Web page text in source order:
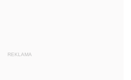
REKLAMA